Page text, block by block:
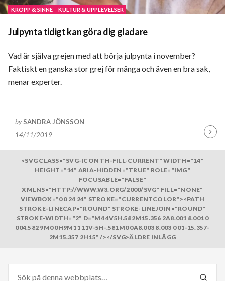
KROPP & SINNE KULTUR & UPPLEVELSER
Julpynta tidigt kan göra dig gladare
Vad är själva grejen med att börja julpynta i november?
Faktiskt en ganska stor grej för många och även en bra sak,
menar experter.
by SANDRA JÖNSSON
14/11/2019
<SVG CLASS="SVG-ICON TH-FILL-CURRENT" WIDTH="14"
HEIGHT="14" ARIA-HIDDEN="TRUE" ROLE="IMG"
FOCUSABLE="FALSE"
XMLNS="HTTP://WWW.W3.ORG/2000/SVG" FILL="NONE"
VIEWBOX="0 0 24 24" STROKE="CURRENTCOLOR"><PATH
STROKE-LINECAP="ROUND" STROKE-LINEJOIN="ROUND"
STROKE-WIDTH="2" D="M4 4V5H.582M15.356 2A8.001 8.001 0
004.582 9M0 0H9M11 11V-5H-.581M0 0A8.003 8.003 0 01-15.357-
2M15.357 2H15" /></SVG>ÄLDRE INLÄGG